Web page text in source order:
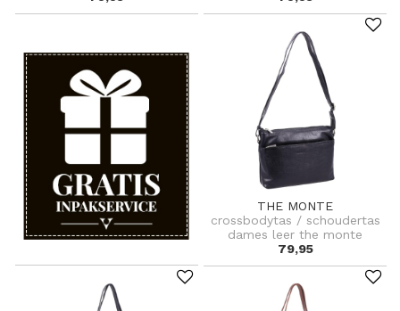
THE MONTE
crossbodytas / schoudertas
dames leer the monte
79,95